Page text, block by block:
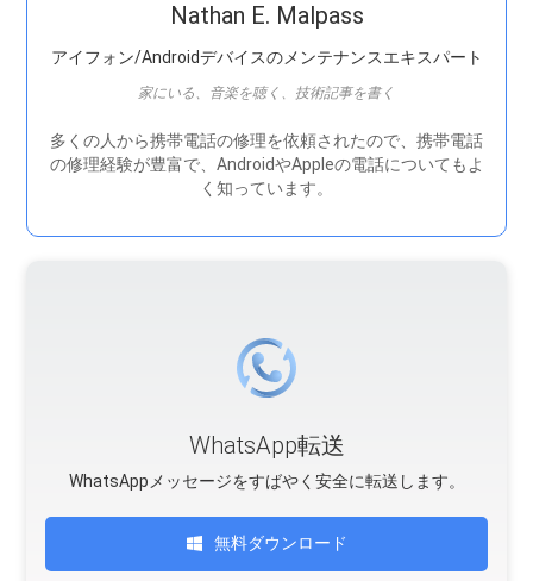
Nathan E. Malpass
アイフォン/Androidデバイスのメンテナンスエキスパート
家にいる、音楽を聴く、技術記事を書く
多くの人から携帯電話の修理を依頼されたので、携帯電話
の修理経験が豊富で、AndroidやAppleの電話についてもよ
く知っています。
WhatsApp転送
WhatsAppメッセージをすばやく安全に転送します。
無料ダウンロード